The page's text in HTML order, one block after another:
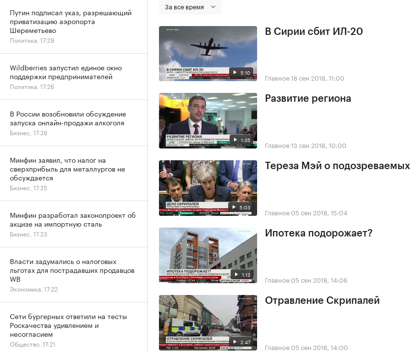
За все время
5:10
В Сирии сбит ИЛ-20
Главное18 сен 2018, 11:00
1:35
Развитие региона
Главное13 сен 2018, 10:00
5:03
Тереза Мэй о подозреваемых
Главное 05 сен 2018, 15:04
1:13
Ипотека подорожает?
Главное 05 сен 2018, 14:06
2:47
Отравление Скрипалей
Главное 05 сен 2018, 14:00
Путин подписал указ, разрешающий
приватизацию аэропорта
Шереметьево
Политика, 17:29
Wildberries запустил единое окно
поддержки предпринимателей
Политика, 17:26
В России возобновили обсуждение
запуска онлайн-продажи алкоголя
Бизнес, 17:26
Минфин заявил, что налог на
сверхприбыль для металлургов не
обсуждается
Бизнес, 17:25
Минфин разработал законопроект об
акцизе на импортную сталь
Бизнес, 17:23
Власти задумались о налоговых
льготах для пострадавших продавцов
WB
Экономика, 17:22
Сети бургерных ответили на тесты
Роскачества удивлением и
несогласием
Общество, 17:21